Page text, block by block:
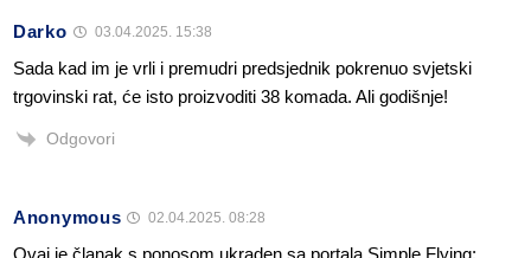
Darko 03.04.2025. 15:38
Sada kad im je vrli i premudri predsjednik pokrenuo svjetski
trgovinski rat, će isto proizvoditi 38 komada. Ali godišnje!
Odgovori
Anonymous 02.04.2025. 08:28